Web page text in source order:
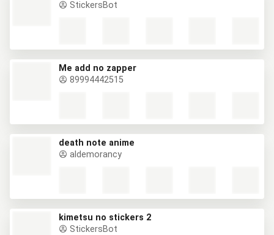
StickersBot
Me add no zapper
89994442515
death note anime
aldemorancy
kimetsu no stickers 2
StickersBot